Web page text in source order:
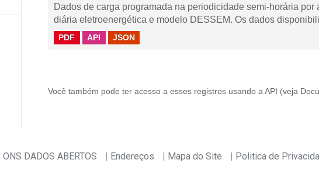
Dados de carga programada na periodicidade semi-horária
diária eletroenergética e modelo DESSEM. Os dados
PDF API JSON
Você também pode ter acesso a esses registros usando a API (veja
DADOS ABERTOS Endereços Mapa do Site Politica de